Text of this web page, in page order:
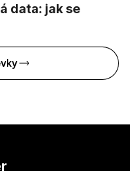
data: jak se